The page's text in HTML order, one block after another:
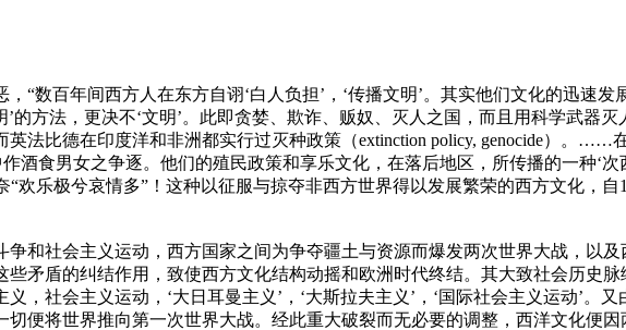
“数百年间西方人在东方自诩‘白人负担’，‘传播文明’。其实他们文化的迅速
’的方法，更决不‘文明’。此即贪婪、欺诈、贩奴、灭人之国，而且用科学武
法比德在印度洋和非洲都实行过灭种政策（extinction policy, genocide）。……
酒食男女之争逐。他们的殖民政策和享乐文化，在落后地区，所传播的一种‘次
欢乐极兮哀情多”！这种以征服与掠夺非西方世界得以发展繁荣的西方文化，
和社会主义运动，西方国家之间为争夺疆土与资源而爆发两次世界大战，以
矛盾的纠结作用，致使西方文化结构动摇和欧洲时代终结。其大致社会历史
，社会主义运动，‘大日耳曼主义’，‘大斯拉夫主义’，‘国际社会主义运动’。
便将世界推向第一次世界大战。经此重大破裂而无必要的调整，西洋文化便